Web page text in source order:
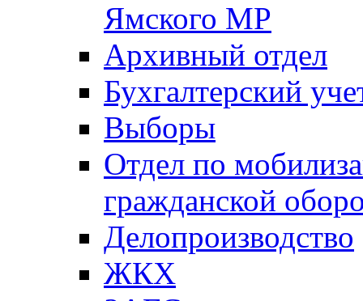
Ямского МР
Архивный отдел
Бухгалтерский
Выборы
Отдел по
гражданской
Делопроизводство
ЖКХ